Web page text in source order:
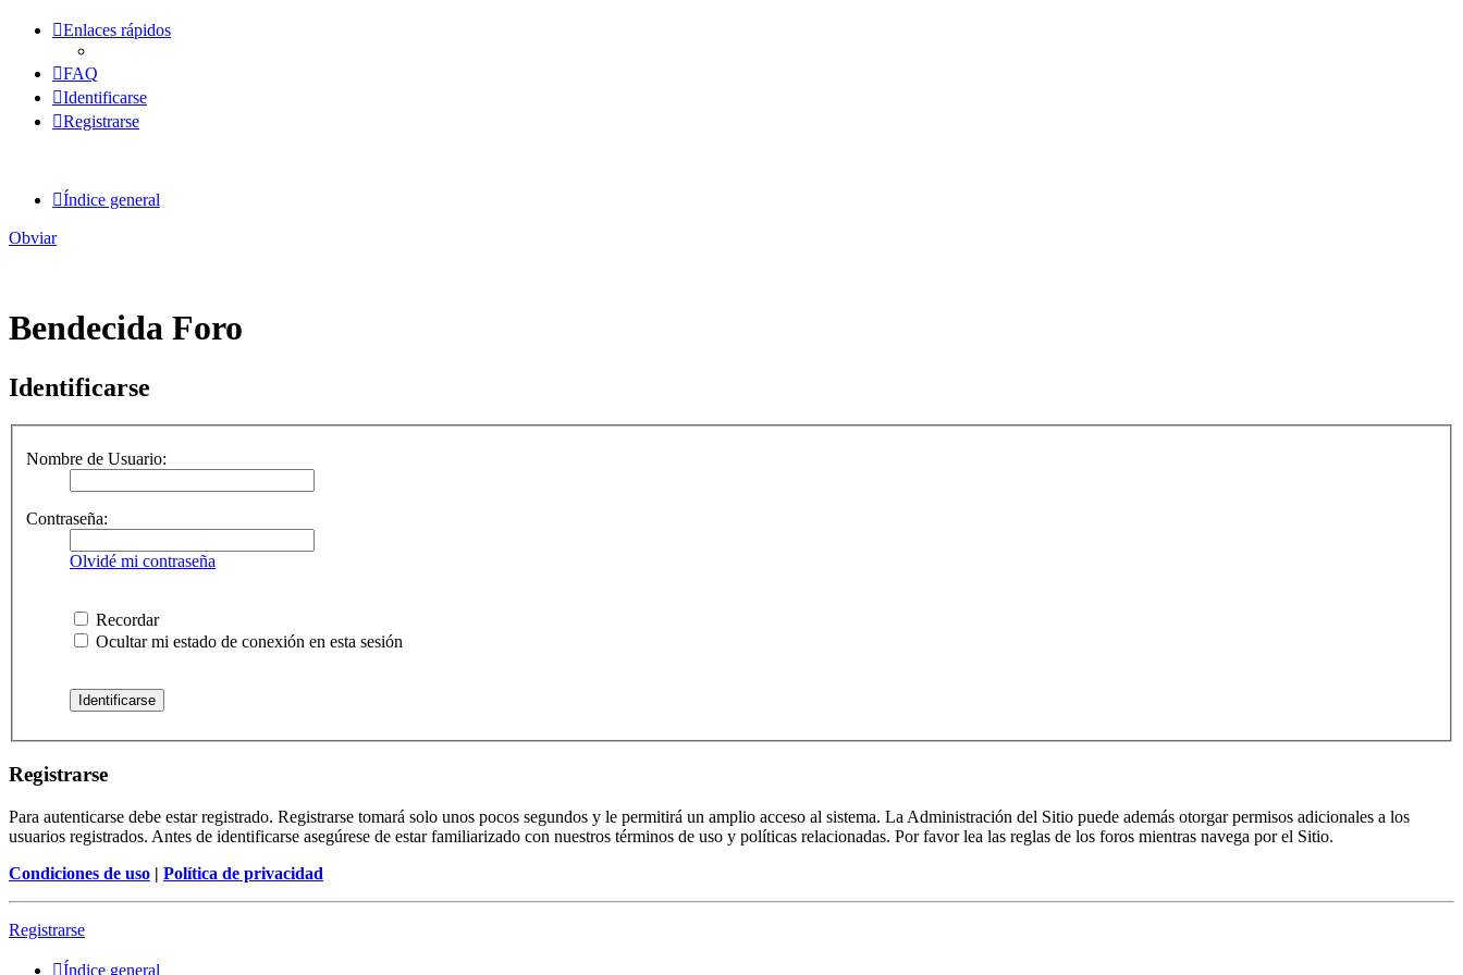
Enlaces rápidos
FAQ
Identificarse
Registrarse
Índice general
Obviar
Bendecida Foro
Identificarse
Nombre de Usuario:
Contraseña:
Olvidé mi contraseña
Recordar
Ocultar mi estado de conexión en esta sesión
Registrarse
Para autenticarse debe estar registrado. Registrarse tomará solo unos pocos segundos y le permitirá un amplio acceso al sistema. La Administración del Sitio puede además otorgar permisos adicionales a los
usuarios registrados. Antes de identificarse asegúrese de estar familiarizado con nuestros términos de uso y políticas relacionadas. Por favor lea las reglas de los foros mientras navega por el Sitio.
Condiciones de uso | Política de privacidad
Registrarse
Índice general